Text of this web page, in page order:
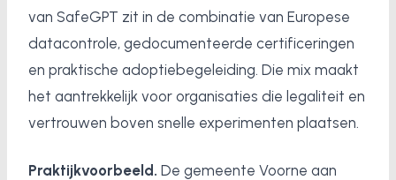
van SafeGPT zit in de combinatie van Europese
datacontrole, gedocumenteerde certificeringen
en praktische adoptiebegeleiding. Die mix maakt
het aantrekkelijk voor organisaties die legaliteit en
vertrouwen boven snelle experimenten plaatsen.
Praktijkvoorbeeld. De gemeente Voorne aan